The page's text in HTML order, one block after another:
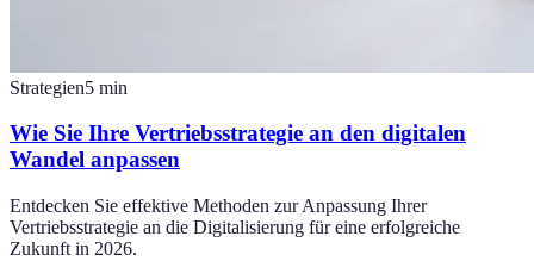
Strategien5 min
Wie Sie Ihre Vertriebsstrategie an den digitalen
Wandel anpassen
Entdecken Sie effektive Methoden zur Anpassung Ihrer
Vertriebsstrategie an die Digitalisierung für eine erfolgreiche
Zukunft in 2026.